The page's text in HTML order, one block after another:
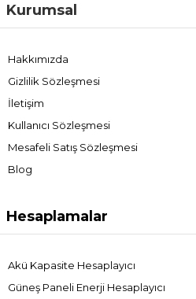
Kurumsal
Hakkımızda
Gizlilik Sözleşmesi
İletişim
Kullanıcı Sözleşmesi
Mesafeli Satış Sözleşmesi
Blog
Hesaplamalar
Akü Kapasite Hesaplayıcı
Güneş Paneli Enerji Hesaplayıcı